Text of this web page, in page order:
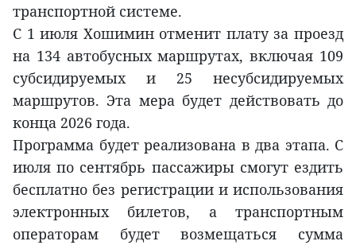
транспортной системе.
С 1 июля Хошимин отменит плату за проезд
на 134 автобусных маршрутах, включая 109
субсидируемых и 25 несубсидируемых
маршрутов. Эта мера будет действовать до
конца 2026 года.
Программа будет реализована в два этапа. С
июля по сентябрь пассажиры смогут ездить
бесплатно без регистрации и использования
электронных билетов, а транспортным
операторам будет возмещаться сумма